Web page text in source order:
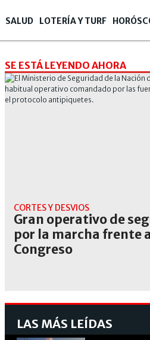
SALUD LOTERÍA Y TURF
SE ESTÁ LEYENDO AHORA
CORTES Y DESVIOS
Gran operativo de
por la marcha frente
Congreso
LAS MÁS LEÍDAS